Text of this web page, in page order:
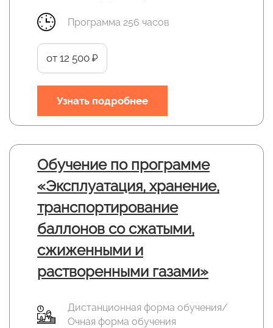
Программа 256 часов
от 12 500 ₽
Узнать подробнее
Обучение по программе
«Эксплуатация, хранение,
транспортирование
баллонов со сжатыми,
сжиженными и
растворенными газами»
Дистанционная форма обучения/
Очная форма обучения